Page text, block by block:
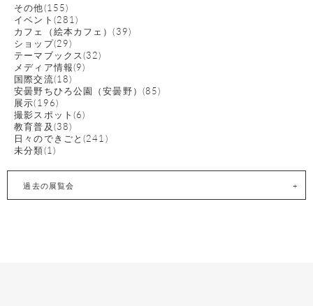
その他(155)
イベント(281)
カフェ（絵本カフェ）(39)
ショップ(29)
テーマブックス(32)
メディア情報(9)
国際交流(18)
安曇野ちひろ公園（安曇野）(85)
展示(196)
撮影スポット(6)
教育普及(38)
日々のできごと(241)
未分類(1)
過去の展覧会